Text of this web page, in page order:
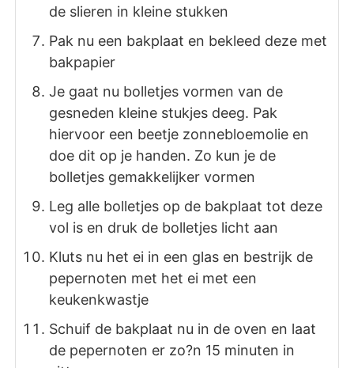
de slieren in kleine stukken
Pak nu een bakplaat en bekleed deze met
bakpapier
Je gaat nu bolletjes vormen van de
gesneden kleine stukjes deeg. Pak
hiervoor een beetje zonnebloemolie en
doe dit op je handen. Zo kun je de
bolletjes gemakkelijker vormen
Leg alle bolletjes op de bakplaat tot deze
vol is en druk de bolletjes licht aan
Kluts nu het ei in een glas en bestrijk de
pepernoten met het ei met een
keukenkwastje
Schuif de bakplaat nu in de oven en laat
de pepernoten er zo?n 15 minuten in